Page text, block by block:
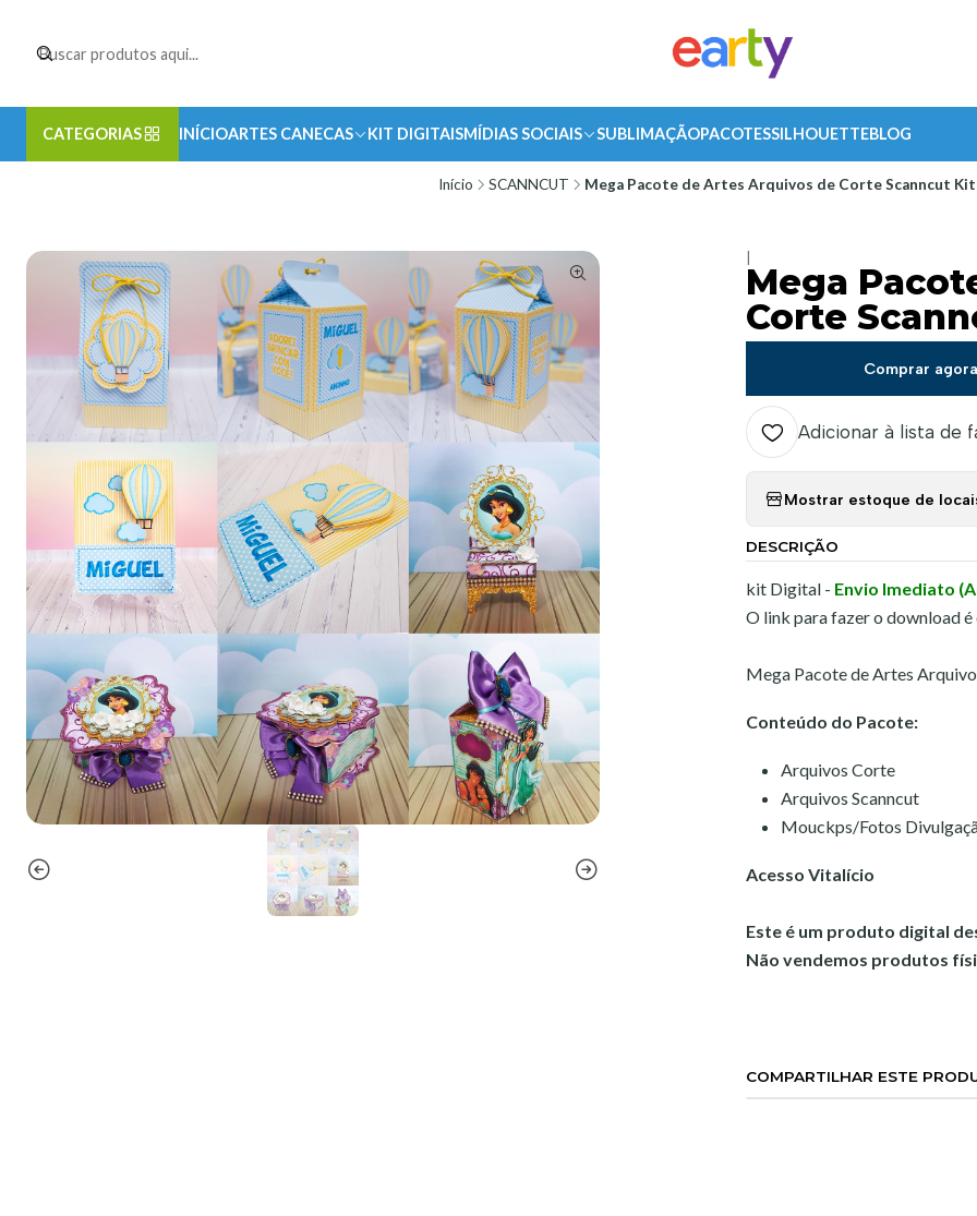
CATEGORIAS INÍCIOARTES CANECAS KIT DIGITAISMÍDIAS SOCIAIS SUBLIMAÇÃOPACOTESSILHOUETTEBLOG
Início SCANNCUT Mega Pacote de Artes Arquivos de Corte Scanncut
Mega
Corte
Comprar agora
Adicionar à lista de
Mostrar estoque de
DESCRIÇÃO
kit Digital - Envio Imediato
O link para fazer o download
Mega Pacote de Artes
Conteúdo do Pacote:
Arquivos Corte
Arquivos Scanncut
Mouckps/Fotos
Acesso Vitalício
Este é um produto digital
Não vendemos produtos
COMPARTILHAR ESTE